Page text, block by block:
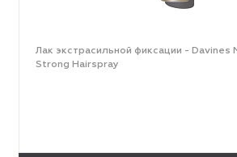
Лак экстрасильной фиксации - Davines
Strong Hairspray